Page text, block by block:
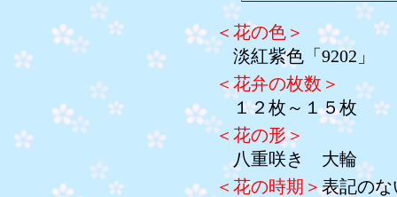
＜花の色＞
淡紅紫色「9202」
＜花弁の枚数＞
１２枚～１５枚
＜花の形＞
八重咲き 大輪
＜花の時期＞表記の